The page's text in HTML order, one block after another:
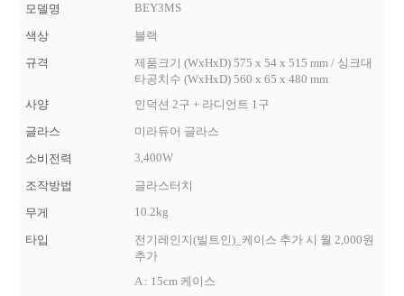
모델명 BEY3MS
색상
블랙
규격
제품크기 (WxHxD) 575 x 54 x 515 mm / 싱크대
타공치수 (WxHxD) 560 x 65 x 480 mm
사양
인덕션 2구 + 라디언트 1구
글라스
미라듀어 글라스
소비전력
3,400W
조작방법
글라스터치
무게
10.2kg
타입
전기레인지(빌트인)_케이스 추가 시 월 2,000원
추가
A : 15cm 케이스